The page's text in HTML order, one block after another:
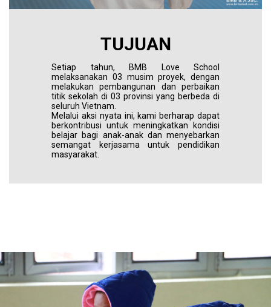
TUJUAN
Setiap tahun, BMB Love School
melaksanakan 03 musim proyek, dengan
melakukan pembangunan dan perbaikan
titik sekolah di 03 provinsi yang berbeda di
seluruh Vietnam.
Melalui aksi nyata ini, kami berharap dapat
berkontribusi untuk meningkatkan kondisi
belajar bagi anak-anak dan menyebarkan
semangat kerjasama untuk pendidikan
masyarakat.